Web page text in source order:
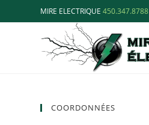
MIRE ELECTRIQUE450.347.8788
COORDONNÉES